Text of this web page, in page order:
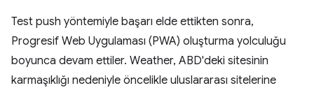
Test push yöntemiyle başarı elde ettikten sonra,
Progresif Web Uygulaması (PWA) oluşturma yolculuğu
boyunca devam ettiler. Weather, ABD'deki sitesinin
karmaşıklığı nedeniyle öncelikle uluslararası sitelerine